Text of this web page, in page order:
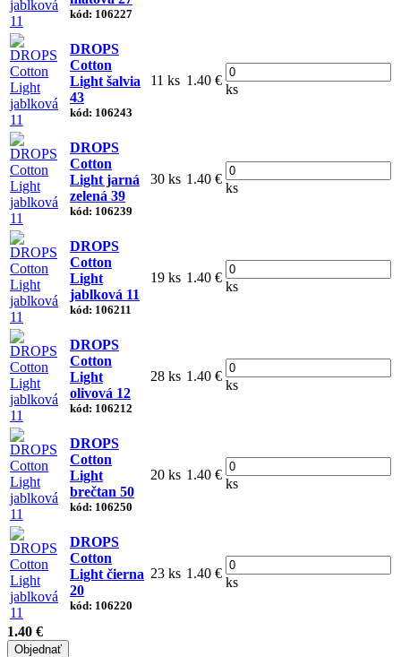
kód: 106227
DROPS
Cotton
Light šalvia
43
kód: 106243
11 ks 1.40 €
ks
DROPS
Cotton
Light jarná
zelená 39
kód: 106239
30 ks 1.40 €
ks
DROPS
Cotton
Light
jablková 11
kód: 106211
19 ks 1.40 €
ks
DROPS
Cotton
Light
olivová 12
kód: 106212
28 ks 1.40 €
ks
DROPS
Cotton
Light
brečtan 50
kód: 106250
20 ks 1.40 €
ks
DROPS
Cotton
Light čierna
20
kód: 106220
23 ks 1.40 €
ks
1.40 €
Objednať